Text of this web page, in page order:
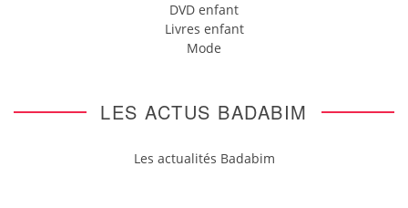
DVD enfant
Livres enfant
Mode
LES ACTUS BADABIM
Les actualités Badabim